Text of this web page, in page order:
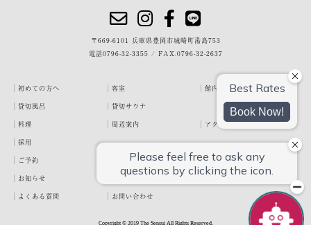
〒669-6101 兵庫県豊岡市城崎町湯島753
電話0796-32-3355 / FAX.0796-32-2637
初めての方へ 客室
館内・施設
貸切風呂
貸切サウナ
料理
周辺案内
アクセス
採用
ご予約
宿泊約款
プライバシーポリシー
お知らせ
お客様の声
泉翠ブログ
よくある質問
お問い合わせ
Copyright © 2019 The Sensui All Rights Reserved.